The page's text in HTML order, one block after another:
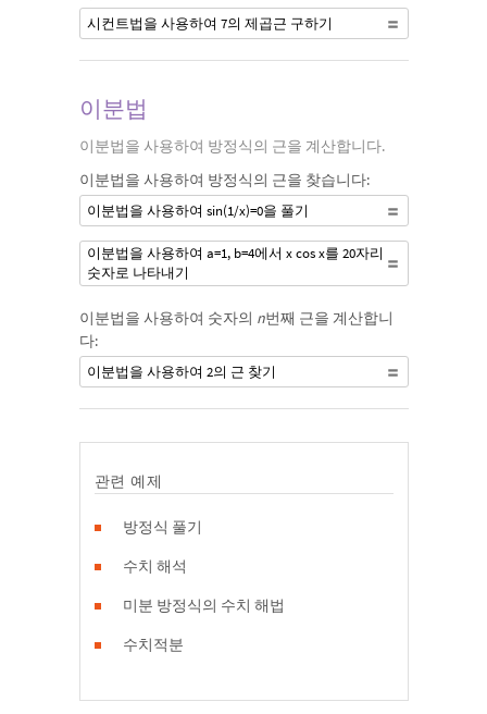
시컨트법을 사용하여 7의 제곱근 구하기
이분법
이분법을 사용하여 방정식의 근을 계산합니다.
이분법을 사용하여 방정식의 근을 찾습니다:
이분법을 사용하여 sin(1/x)=0을 풀기
이분법을 사용하여 a=1, b=4에서 x cos x를 20자리
숫자로 나타내기
이분법을 사용하여 숫자의 n번째 근을 계산합니
다:
이분법을 사용하여 2의 근 찾기
관련 예제
방정식 풀기
수치 해석
미분 방정식의 수치 해법
수치적분